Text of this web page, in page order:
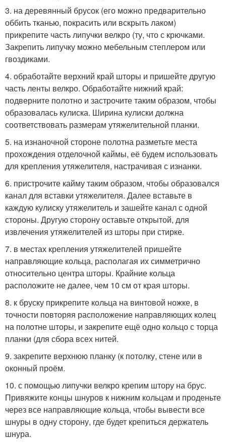
3. на деревянный брусок (его можно предварительно
оббить тканью, покрасить или вскрыть лаком)
прикрепите часть липучки велкро (ту, что с крючками.
Закрепить липучку можно мебельным степлером или
гвоздиками.
4. обработайте верхний край шторы и пришейте другую
часть ленты велкро. Обработайте нижний край:
подверните полотно и застрочите таким образом, чтобы
образовалась кулиска. Ширина кулиски должна
соответствовать размерам утяжелительной планки.
5. на изнаночной стороне полотна разметьте места
прохождения отделочной каймы, её будем использовать
для крепления утяжелителя, настрачивая с изнанки.
6. пристрочите кайму таким образом, чтобы образовался
канал для вставки утяжелителя. Далее вставьте в
каждую кулиску утяжелитель и зашейте канал с одной
стороны. Другую сторону оставьте открытой, для
извлечения утяжелителей из шторы при стирке.
7. в местах крепления утяжелителей пришейте
направляющие кольца, располагая их симметрично
относительно центра шторы. Крайние кольца
расположите не далее, чем 10 см от края шторы.
8. к бруску прикрепите кольца на винтовой ножке, в
точности повторяя расположение направляющих колец
на полотне шторы, и закрепите ещё одно кольцо с торца
планки (для сбора всех нитей.
9. закрепите верхнюю планку (к потолку, стене или в
оконный проём.
10. с помощью липучки велкро крепим штору на брус.
Привяжите концы шнуров к нижним кольцам и проденьте
через все направляющие кольца, чтобы вывести все
шнуры в одну сторону, где будет крепиться держатель
шнура.